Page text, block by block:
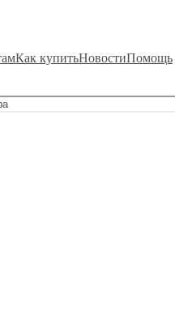
Как купитьНовостиПомощь